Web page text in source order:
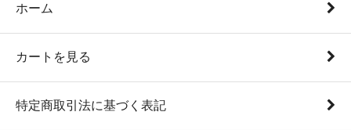
ホーム
カートを見る
特定商取引法に基づく表記